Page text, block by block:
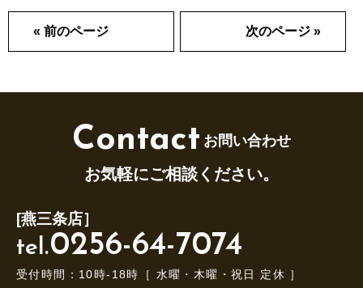
« 前のページ 次のページ »
Contact お問い合わせ
お気軽にご相談ください。
[燕三条店］
tel.0256-64-7074
受付時間：10時-18時［ 水曜・木曜・祝日 定休 ］